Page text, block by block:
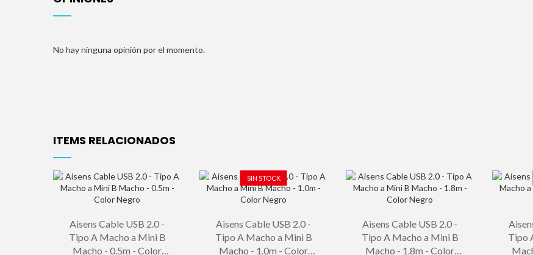
No hay ninguna opinión por el momento.
ITEMS RELACIONADOS
Aisens Cable USB 2.0 -
Tipo A Macho a Mini B
Macho - 0.5m - Color
SIN STOCK
Aisens Cable USB 2.0 -
Tipo A Macho a Mini B
Macho - 1.0m - Color
Aisens Cable USB 2.0 -
Tipo A Macho a Mini B
Macho - 1.8m - Color
Tipo